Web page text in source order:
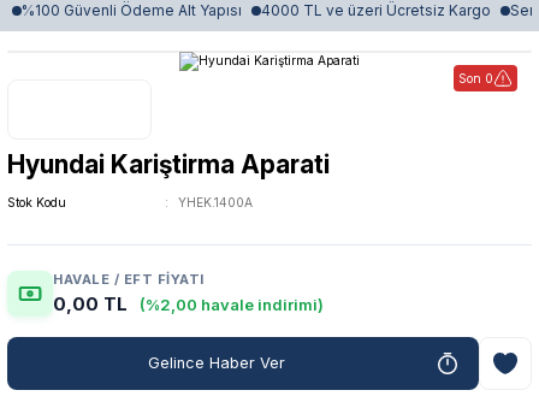
%100 Güvenli Ödeme Alt Yapısı 4000 TL ve üzeri Ücretsiz Kargo
Son 0
Hyundai Kariştirma Aparati
Stok Kodu YHEK.1400A
HAVALE / EFT FIYATI
0,00 TL (%2,00 havale indirimi)
Gelince Haber Ver